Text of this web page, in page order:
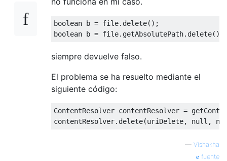
boolean b = file. delete();
boolean b = file. getAbsolutePath. delete();
siempre devuelve falso.
El problema se ha resuelto mediante el
siguiente código:
ContentResolver contentResolver =
contentResolver. delete(uriDelete, null ,
— Vishakha
fuente